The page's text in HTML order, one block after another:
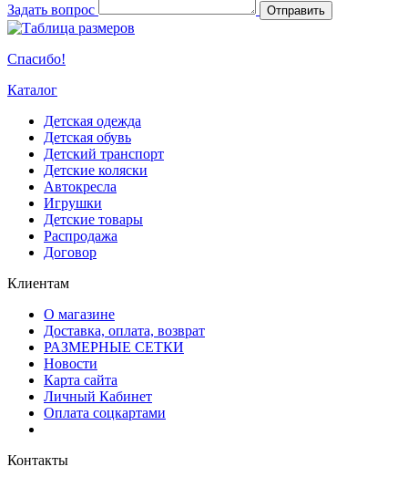
Задать вопрос Отправить
Спасибо!
Каталог
Детская одежда
Детская обувь
Детский транспорт
Детские коляски
Автокресла
Игрушки
Детские товары
Распродажа
Договор
Клиентам
О магазине
Доставка, оплата, возврат
РАЗМЕРНЫЕ СЕТКИ
Новости
Карта сайта
Личный Кабинет
Оплата соцкартами
Контакты